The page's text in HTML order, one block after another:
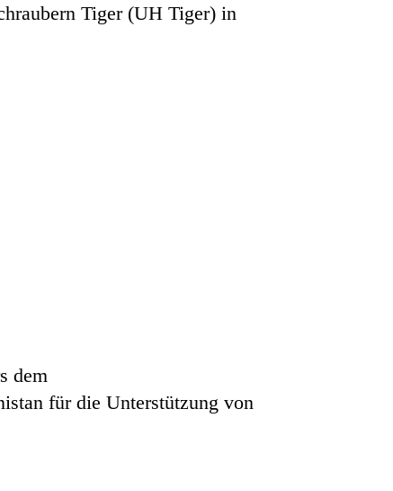
Tiger (UH Tiger) in
dem
für die Unterstützung von